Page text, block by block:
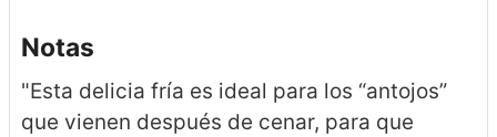
Notas
"Esta delicia fría es ideal para los “antojos”
que vienen después de cenar, para que